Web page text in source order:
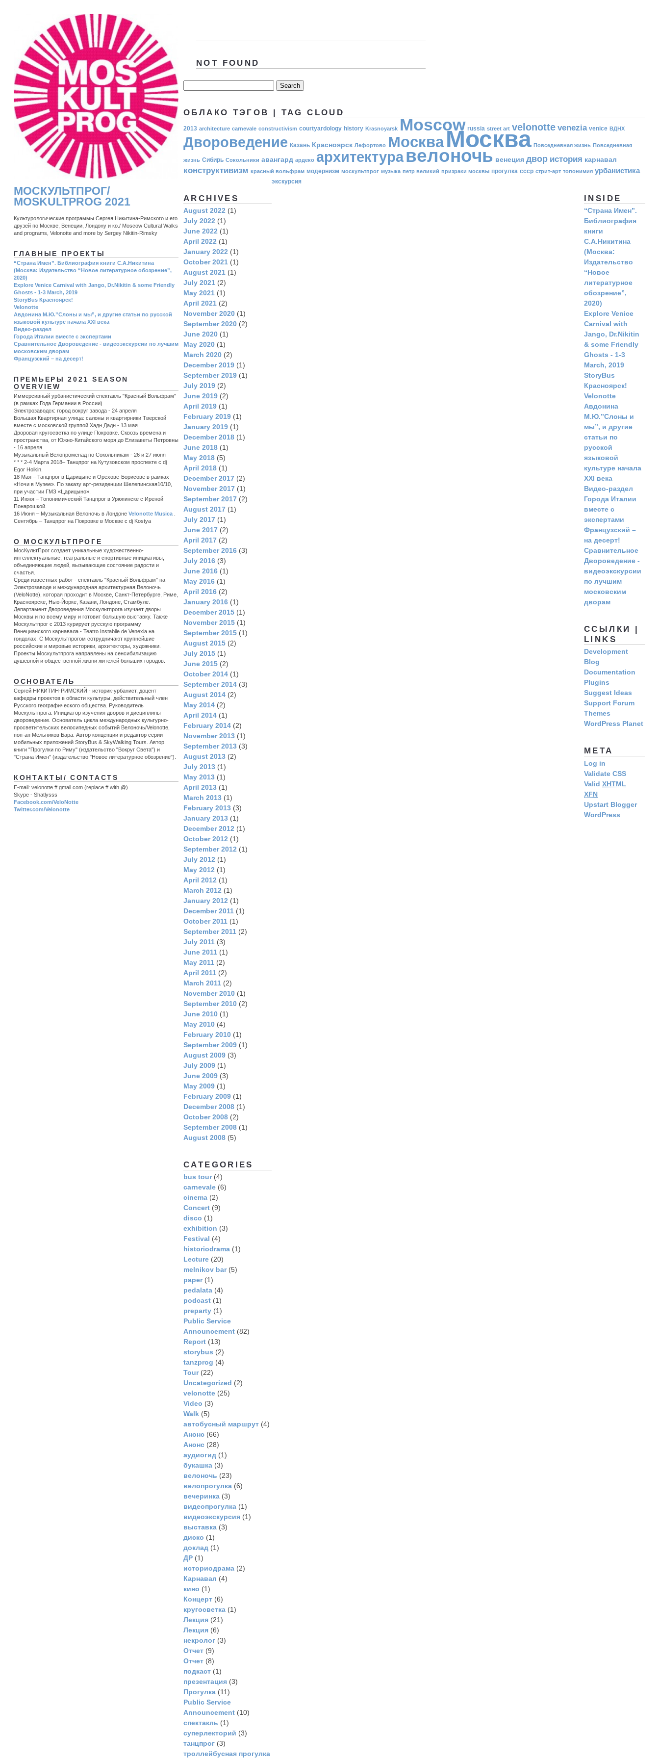
NOT FOUND
МОСКУЛЬТПРОГ/
MOSKULTPROG 2021
Культурологические программы Сергея Никитина-Римского и его
друзей по Москве, Венеции, Лондону и ко./ Moscow Cultural Walks
and programs, Velonotte and more by Sergey Nikitin-Rimsky
ГЛАВНЫЕ ПРОЕКТЫ
“Страна Имен”. Библиография книги С.А.Никитина
(Москва: Издательство “Новое литературное обозрение”,
2020)
Explore Venice Carnival with Jango, Dr.Nikitin & some Friendly
Ghosts - 1-3 March, 2019
StoryBus Красноярск!
Velonotte
Авдонина М.Ю.”Слоны и мы”, и другие статьи по русской
языковой культуре начала ХХI века
Видео-раздел
Города Италии вместе с экспертами
Сравнительное Двороведение - видеоэкскурсии по лучшим
московским дворам
Французский – на десерт!
ПРЕМЬЕРЫ 2021 SEASON
OVERVIEW
Иммерсивный урбанистический спектакль "Красный Вольфрам"
(в рамках Года Германии в России)
Электрозаводск: город вокруг завода - 24 апреля
Большая Квартирная улица: салоны и квартирники Тверской
вместе с московской группой Хадн Дадн - 13 мая
Дворовая кругосветка по улице Покровке. Сквозь времена и
пространства, от Южно-Китайского моря до Елизаветы Петровны
- 16 апреля
Музыкальный Велопроменад по Сокольникам - 26 и 27 июня
* * * 2-4 Марта 2018– Танцпрог на Кутузовском проспекте с dj
Egor Holkin.
18 Мая – Танцпрог в Царицыне и Орехове-Борисове в рамках
«Ночи в Музее». По заказу арт-резиденции Шелепинская10/10,
при участии ГМЗ «Царицыно».
11 Июня – Топонимический Танцпрог в Урюпинске c Иреной
Понарошкой.
16 Июня – Музыкальная Велоночь в Лондоне Velonotte Musica
Сентябрь – Танцпрог на Покровке в Москве с dj Kostya
О МОСКУЛЬТПРОГЕ
МосКультПрог создает уникальные художественно-
интеллектуальные, театральные и спортивные инициативы,
объединяющие людей, вызывающие состояние радости и
счастья.
Среди известных работ - спектакль "Красный Вольфрам" на
Электрозаводе и международная архитектурная Велоночь
(VeloNotte), которая проходит в Москве, Санкт-Петербурге, Риме,
Красноярске, Нью-Йорке, Казани, Лондоне, Стамбуле.
Департамент Двороведения Москультпрога изучает дворы
Москвы и по всему миру и готовит большую выставку. Также
Москультпрог с 2013 курирует русскую программу
Венецианского карнавала - Teatro Instabile de Venexia на
гондолах. С Москультпрогом сотрудничают крупнейшие
российские и мировые историки, архитекторы, художники.
Проекты Москультпрога направлены на сенсибилизацию
душевной и общественной жизни жителей больших городов.
ОСНОВАТЕЛЬ
Сергей НИКИТИН-РИМСКИЙ - историк-урбанист, доцент
кафедры проектов в области культуры, действительный член
Русского географического общества. Руководитель
Москультпрога. Инициатор изучения дворов и дисциплины
двороведение. Основатель цикла международных культурно-
просветительских велосипедных событий Велоночь/Velonotte,
поп-ап Мельников Бара. Автор концепции и редактор серии
мобильных приложений StoryBus & SkyWalking Tours. Автор
книги "Прогулки по Риму" (издательство "Вокруг Света") и
"Страна Имен" (издательство "Новое литературное обозрение").
КОНТАКТЫ/ CONTACTS
E-mail: velonotte # gmail.com (replace # with @)
Skype - Shatlysss
Facebook.com/VeloNotte
Twitter.com/Velonotte
ОБЛАКО ТЭГОВ | TAG CLOUD
2013 architecture carnevale constructivism courtyardology history Krasnoyarsk Moscow russia street art velonotte venezia venice ВДНХ
Двороведение Казань Красноярск Лефортово МоскваМосква Повседневная жизнь Повседневная
жизнь Сибирь Сокольники авангард ардеко архитектуравелоночь венеция двор история карнавал
конструктивизм красный вольфрам модернизм москультпрог музыка петр великий призраки москвы прогулка ссср стрит-арт топонимия урбанистика
экскурсия
INSIDE
“Страна Имен”.
Библиография
книги
С.А.Никитина
(Москва:
Издательство
“Новое
литературное
обозрение”,
2020)
Explore Venice
Carnival with
Jango, Dr.Nikitin
& some Friendly
Ghosts - 1-3
March, 2019
StoryBus
Красноярск!
Velonotte
Авдонина
М.Ю.”Слоны и
мы”, и другие
статьи по
русской
языковой
культуре начала
ХХI века
Видео-раздел
Города Италии
вместе с
экспертами
Французский –
на десерт!
Сравнительное
Двороведение -
видеоэкскурсии
по лучшим
московским
дворам
ССЫЛКИ |
LINKS
Development
Blog
Documentation
Plugins
Suggest Ideas
Support Forum
Themes
WordPress Planet
META
Log in
Validate CSS
Valid XHTML
XFN
Upstart Blogger
WordPress
ARCHIVES
August 2022 (1)
July 2022 (1)
June 2022 (1)
April 2022 (1)
January 2022 (1)
October 2021 (1)
August 2021 (1)
July 2021 (2)
May 2021 (1)
April 2021 (2)
November 2020 (1)
September 2020 (2)
June 2020 (1)
May 2020 (1)
March 2020 (2)
December 2019 (1)
September 2019 (1)
July 2019 (2)
June 2019 (2)
April 2019 (1)
February 2019 (1)
January 2019 (1)
December 2018 (1)
June 2018 (1)
May 2018 (5)
April 2018 (1)
December 2017 (2)
November 2017 (1)
September 2017 (2)
August 2017 (1)
July 2017 (1)
June 2017 (2)
April 2017 (2)
September 2016 (3)
July 2016 (3)
June 2016 (1)
May 2016 (1)
April 2016 (2)
January 2016 (1)
December 2015 (1)
November 2015 (1)
September 2015 (1)
August 2015 (2)
July 2015 (1)
June 2015 (2)
October 2014 (1)
September 2014 (3)
August 2014 (2)
May 2014 (2)
April 2014 (1)
February 2014 (2)
November 2013 (1)
September 2013 (3)
August 2013 (2)
July 2013 (1)
May 2013 (1)
April 2013 (1)
March 2013 (1)
February 2013 (3)
January 2013 (1)
December 2012 (1)
October 2012 (1)
September 2012 (1)
July 2012 (1)
May 2012 (1)
April 2012 (1)
March 2012 (1)
January 2012 (1)
December 2011 (1)
October 2011 (1)
September 2011 (2)
July 2011 (3)
June 2011 (1)
May 2011 (2)
April 2011 (2)
March 2011 (2)
November 2010 (1)
September 2010 (2)
June 2010 (1)
May 2010 (4)
February 2010 (1)
September 2009 (1)
August 2009 (3)
July 2009 (1)
June 2009 (3)
May 2009 (1)
February 2009 (1)
December 2008 (1)
October 2008 (2)
September 2008 (1)
August 2008 (5)
CATEGORIES
bus tour(4)
carnevale (6)
cinema (2)
Concert (9)
disco (1)
exhibition (3)
Festival (4)
historiodrama (1)
Lecture (20)
melnikov bar(5)
paper(1)
pedalata (4)
podcast (1)
preparty (1)
Public Service
Announcement (82)
Report (13)
storybus (2)
tanzprog (4)
Tour(22)
Uncategorized (2)
velonotte (25)
Video (3)
Walk (5)
автобусный маршрут (4)
Анонс (66)
Анонс (28)
аудиогид (1)
букашка (3)
велоночь (23)
велопрогулка (6)
вечеринка (3)
видеопрогулка (1)
видеоэкскурсия (1)
выставка (3)
диско (1)
доклад (1)
ДР (1)
историодрама (2)
Карнавал (4)
кино (1)
Концерт (6)
кругосветка (1)
Лекция (21)
Лекция (6)
некролог (3)
Отчет (9)
Отчет (8)
подкаст (1)
презентация (3)
Прогулка (11)
Рublic Service
Announcement (10)
спектакль (1)
суперлекторий (3)
танцпрог (3)
троллейбусная прогулка